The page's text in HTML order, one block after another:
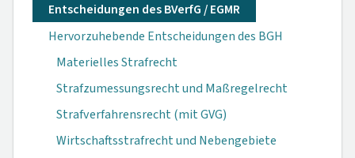
Entscheidungen des BVerfG / EGMR
Hervorzuhebende Entscheidungen des BGH
Materielles Strafrecht
Strafzumessungsrecht und Maßregelrecht
Strafverfahrensrecht (mit GVG)
Wirtschaftsstrafrecht und Nebengebiete